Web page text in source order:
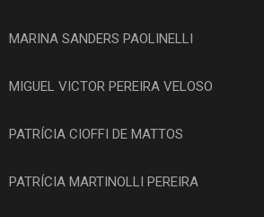
MARINA SANDERS PAOLINELLI
MIGUEL VICTOR PEREIRA VELOSO
PATRÍCIA CIOFFI DE MATTOS
PATRÍCIA MARTINOLLI PEREIRA